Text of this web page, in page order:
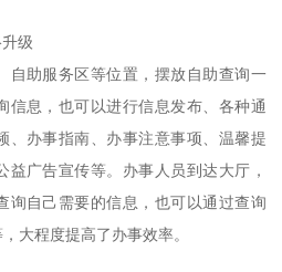
级
自助服务区等位置，摆放自助查询一
信息，也可以进行信息发布、各种通
、办事指南、办事注意事项、温馨提
广告宣传等。办事人员到达大厅，
询自己需要的信息，也可以通过查询
大程度提高了办事效率。